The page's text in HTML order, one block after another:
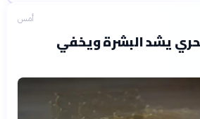
أمس
يشد البشرة ويخفي